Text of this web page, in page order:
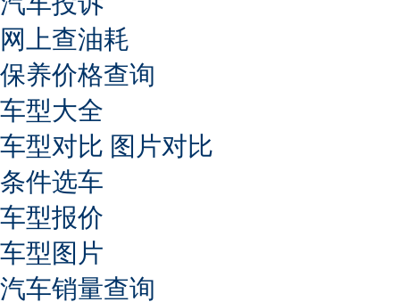
网上查油耗
保养价格查询
车型大全
车型对比 图片对比
条件选车
车型报价
车型图片
汽车销量查询